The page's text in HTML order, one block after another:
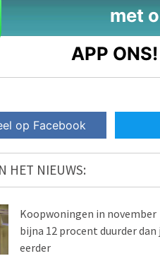
met
APP ONS!
op Facebook
HET NIEUWS:
Koopwoningen in november
bijna 12 procent duurder dan
eerder